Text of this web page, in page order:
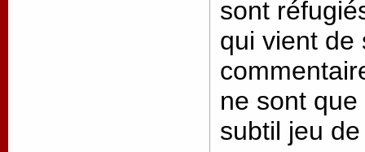
sont
qui vient de
ne sont
subtil jeu